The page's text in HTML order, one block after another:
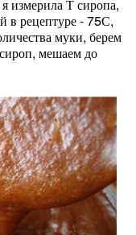
измерила Т сиропа,
в рецептуре - 75С,
муки, берем
мешаем до